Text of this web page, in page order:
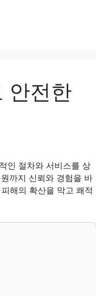
안전한
인 절차와 서비스를 상
까지 신뢰와 경험을 바
해의 확산을 막고 쾌적